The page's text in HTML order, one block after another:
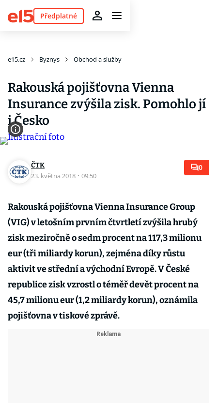
Předplatné
e15.cz Byznys Obchod a služby
Rakouská pojišťovna Vienna
Insurance zvýšila zisk. Pomohlo jí
i Česko
ČTK
23. května 2018 · 09:50
0
Rakouská pojišťovna Vienna Insurance Group
(VIG) v letošním prvním čtvrtletí zvýšila hrubý
zisk meziročně o sedm procent na 117,3 milionu
eur (tři miliardy korun), zejména díky růstu
aktivit ve střední a východní Evropě. V České
republice zisk vzrostl o téměř devět procent na
45,7 milionu eur (1,2 miliardy korun), oznámila
pojišťovna v tiskové zprávě.